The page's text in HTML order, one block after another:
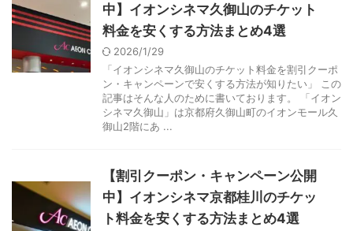
中】イオンシネマ久御山のチケット
料金を安くする方法まとめ4選
2026/1/29
「イオンシネマ久御山のチケット料金を割引クーポ
ン・キャンペーンで安くする方法が知りたい」 この
記事はそんな人のために書いております。 「イオン
シネマ久御山」は京都府久御山町のイオンモール久
御山2階にあ ...
【割引クーポン・キャンペーン公開
中】イオンシネマ京都桂川のチケッ
ト料金を安くする方法まとめ4選